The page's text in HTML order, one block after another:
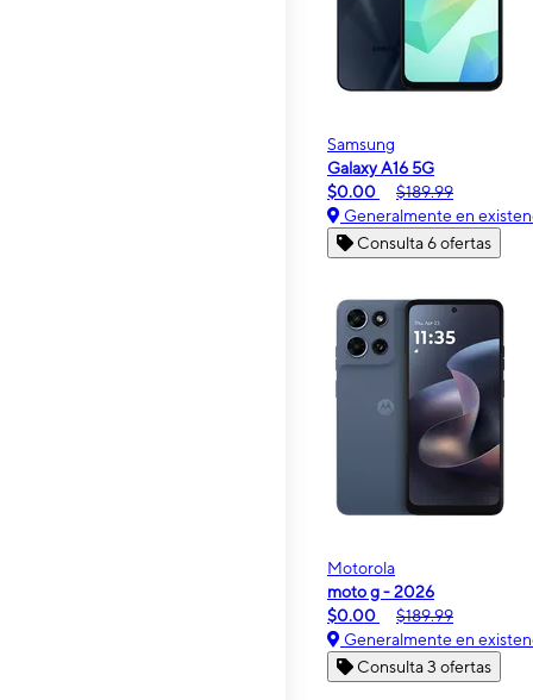
Samsung
Galaxy A16 5G
$0.00
$189.99
Generalmente en
Consulta 6 ofertas
Motorola
moto g - 2026
$0.00
$189.99
Generalmente en
Consulta 3 ofertas